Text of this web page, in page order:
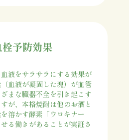
栓予防効果
液をサラサラにする効果が
血液が凝固した塊）が血管
まな臓器不全を引き起こす
が、本格焼酎は他のお酒と
溶かす酵素「ウロキナー
る働きがあることが実証さ